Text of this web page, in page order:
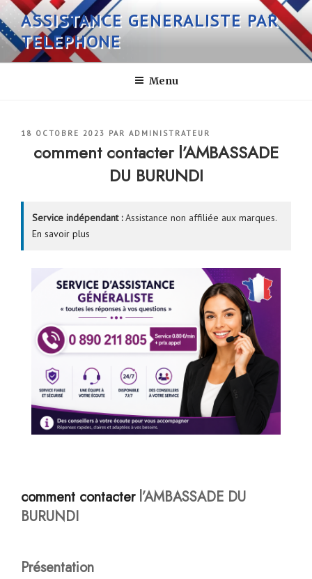
Aller
au
contenu
principal
ASSISTANCE GENERALISTE PAR
TELEPHONE
Menu
PUBLIÉ
18 OCTOBRE 2023 PAR ADMINISTRATEUR
comment contacter l’AMBASSADE
DU BURUNDI
Service indépendant :Assistance non affiliée aux marques.
En savoir plus
comment contacter l’AMBASSADE DU
BURUNDI
Présentation